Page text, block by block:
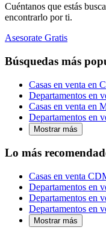
Cuéntanos que estás
encontrarlo por ti.
Asesorate Gratis
Búsquedas más
Casas en venta en
Departamentos en
Casas en venta en
Departamentos en
Mostrar más
Lo más
Casas en venta
Departamentos en
Departamentos en
Departamentos en
Mostrar más